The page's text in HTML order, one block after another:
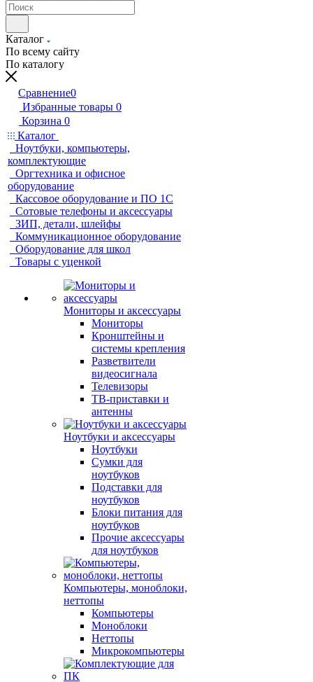
Каталог
По всему сайту
По каталогу
Сравнение0
Избранные товары 0
Корзина 0
Каталог
Ноутбуки, компьютеры,
комплектующие
Оргтехника и офисное
оборудование
Кассовое оборудование и ПО 1С
Сотовые телефоны и аксессуары
ЗИП, детали, шлейфы
Коммуникационное оборудование
Оборудование для школ
Товары с уценкой
Мониторы и аксессуары
Мониторы
Кронштейны и
системы крепления
Разветвители
видеосигнала
Телевизоры
ТВ-приставки и
антенны
Ноутбуки и аксессуары
Ноутбуки
Сумки для
ноутбуков
Подставки для
ноутбуков
Блоки питания для
ноутбуков
Прочие аксессуары
для ноутбуков
Компьютеры, моноблоки,
неттопы
Компьютеры
Моноблоки
Неттопы
Микрокомпьютеры